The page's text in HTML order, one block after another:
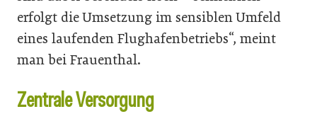
erfolgt die Umsetzung im sensiblen Umfeld
eines laufenden Flughafenbetriebs“, meint
man bei Frauenthal.
Zentrale Versorgung